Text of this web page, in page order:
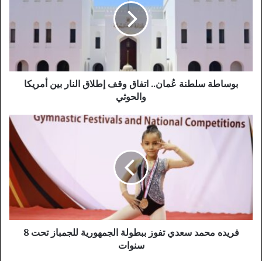
بوساطة سلطنة عُمان.. اتفاق وقف إطلاق النار بين أمريكا
والحوثي
فريده محمد سعدي تفوز ببطولة الجمهورية للجمباز تحت 8
سنوات